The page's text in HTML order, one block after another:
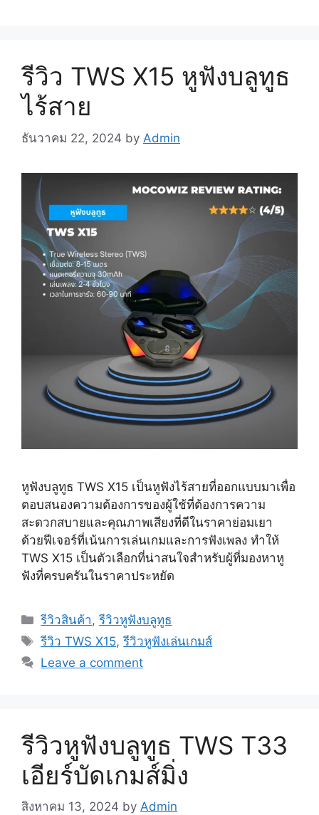
รีวิว TWS X15 หูฟังบลูทูธ
ไร้สาย
ธันวาคม 22, 2024 by Admin
หูฟังบลูทูธ TWS X15 เป็นหูฟังไร้สายที่ออกแบบมาเพื่อ
ตอบสนองความต้องการของผู้ใช้ที่ต้องการความ
สะดวกสบายและคุณภาพเสียงที่ดีในราคาย่อมเยา
ด้วยฟีเจอร์ที่เน้นการเล่นเกมและการฟังเพลง ทำให้
TWS X15 เป็นตัวเลือกที่น่าสนใจสำหรับผู้ที่มองหาหู
ฟังที่ครบครันในราคาประหยัด
Categories
รีวิวสินค้า ,รีวิวหูฟังบลูทูธ
Tags
รีวิว TWS X15,รีวิวหูฟังเล่นเกมส์
Leave a comment
รีวิวหูฟังบลูทูธ TWS T33
เอียร์บัดเกมส์มิ่ง
สิงหาคม 13, 2024 by Admin